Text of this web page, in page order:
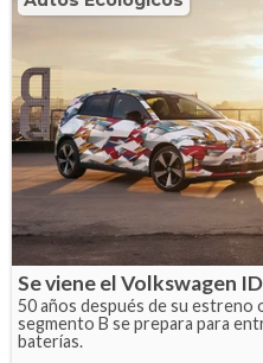
Se viene el Volkswagen
50 años después de su estreno
segmento B se prepara para
baterías.